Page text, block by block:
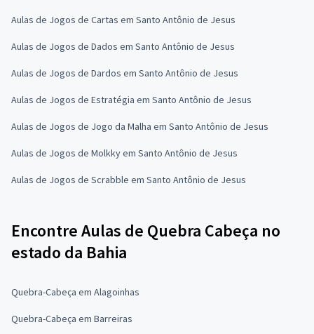
Aulas de Jogos de Cartas em Santo Antônio de Jesus
Aulas de Jogos de Dados em Santo Antônio de Jesus
Aulas de Jogos de Dardos em Santo Antônio de Jesus
Aulas de Jogos de Estratégia em Santo Antônio de Jesus
Aulas de Jogos de Jogo da Malha em Santo Antônio de Jesus
Aulas de Jogos de Molkky em Santo Antônio de Jesus
Aulas de Jogos de Scrabble em Santo Antônio de Jesus
Encontre Aulas de Quebra Cabeça no
estado da Bahia
Quebra-Cabeça em Alagoinhas
Quebra-Cabeça em Barreiras